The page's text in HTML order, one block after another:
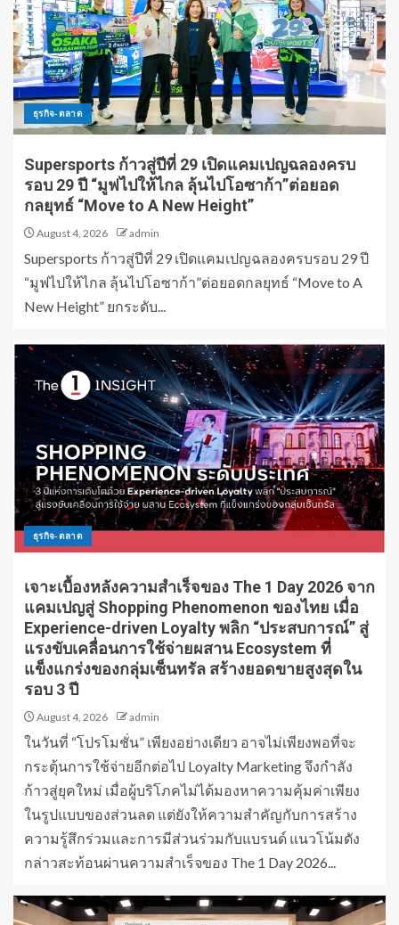
ธุรกิจ-ตลาด
Supersports ก้าวสู่ปีที่ 29 เปิดแคมเปญฉลองครบ
รอบ 29 ปี “มูฟไปให้ไกล ลุ้นไปโอซาก้า”ต่อยอด
กลยุทธ์ “Move to A New Height”
August 4, 2026 admin
Supersports ก้าวสู่ปีที่ 29 เปิดแคมเปญฉลองครบรอบ 29 ปี
“มูฟไปให้ไกล ลุ้นไปโอซาก้า”ต่อยอดกลยุทธ์ “Move to A
New Height” ยกระดับ...
ธุรกิจ-ตลาด
เจาะเบื้องหลังความสำเร็จของ The 1 Day 2026 จาก
แคมเปญสู่ Shopping Phenomenon ของไทย เมื่อ
Experience-driven Loyalty พลิก “ประสบการณ์” สู่
แรงขับเคลื่อนการใช้จ่ายผสาน Ecosystem ที่
แข็งแกร่งของกลุ่มเซ็นทรัล สร้างยอดขายสูงสุดใน
รอบ 3 ปี
August 4, 2026 admin
ในวันที่ “โปรโมชั่น” เพียงอย่างเดียว อาจไม่เพียงพอที่จะ
กระตุ้นการใช้จ่ายอีกต่อไป Loyalty Marketing จึงกำลัง
ก้าวสู่ยุคใหม่ เมื่อผู้บริโภคไม่ได้มองหาความคุ้มค่าเพียง
ในรูปแบบของส่วนลด แต่ยังให้ความสำคัญกับการสร้าง
ความรู้สึกร่วมและการมีส่วนร่วมกับแบรนด์ แนวโน้มดัง
กล่าวสะท้อนผ่านความสำเร็จของ The 1 Day 2026...